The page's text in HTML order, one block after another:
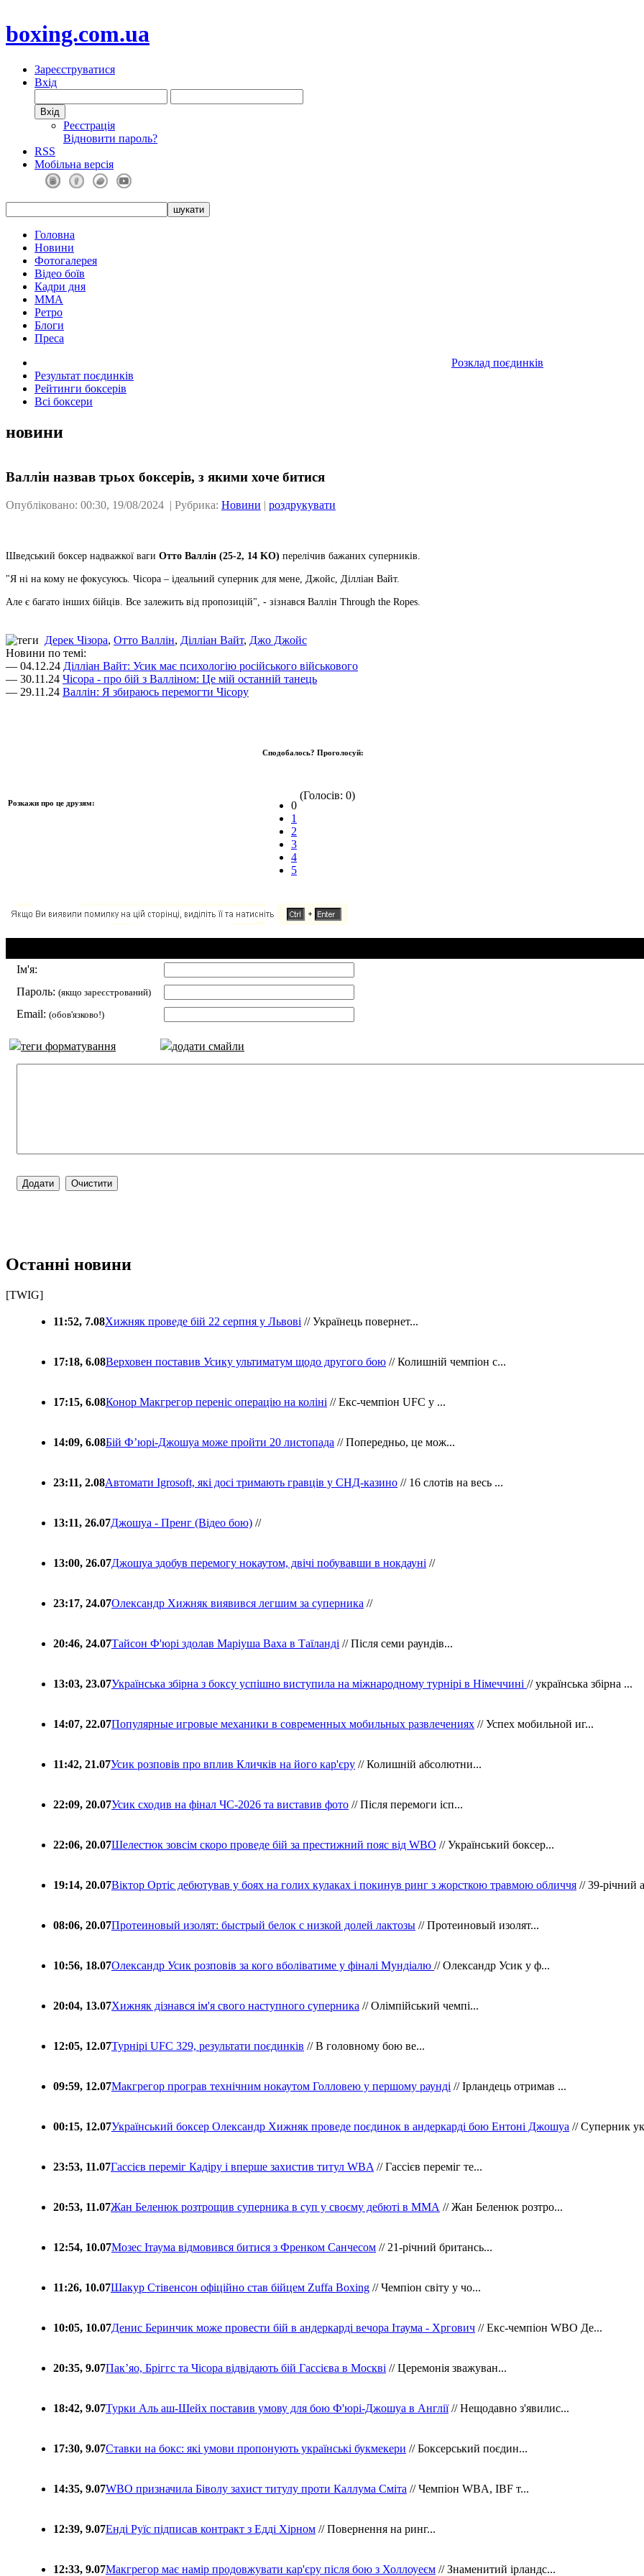
boxing.com.ua
Зареєструватися
Вхід
Реєстрація
Відновити пароль?
RSS
Мобільна версія
Головна
Новини
Фотогалерея
Відео боїв
Кадри дня
ММА
Ретро
Блоги
Преса
Розклад поєдинків
Результат поєдинків
Рейтинги боксерів
Всі боксери
новини
Валлін назвав трьох боксерів, з якими хоче битися
Опубліковано: 00:30, 19/08/2024 | Рубрика: Новини | роздрукувати
Шведський боксер надважкої ваги Отто Валлін (25-2, 14 KO) перелічив бажаних суперників.
"Я ні на кому не фокусуюсь. Чісора – ідеальний суперник для мене, Джойс, Ділліан Вайт.
Але є багато інших бійців. Все залежить від пропозицій", - зізнався Валлін Through the Ropes.
Дерек Чізора, Отто Валлін, Ділліан Вайт, Джо Джойс
Новини по темі:
— 04.12.24 Ділліан Вайт: Усик має психологію російського військового
— 30.11.24 Чісора - про бій з Валліном: Це мій останній танець
— 29.11.24 Валлін: Я збираюсь перемогти Чісору
Розкажи про це друзям:
Сподобалось? Проголосуй:
0
1
2
3
4
5
(Голосів: 0)
Ім'я:
Пароль: (якщо зареєстрований)
Email: (обов'язково!)
теги форматування додати смайли
Останні новини
[TWIG]
11:52, 7.08Хижняк проведе бій 22 серпня у Львові // Українець повернет...
17:18, 6.08Верховен поставив Усику ультиматум щодо другого бою // Колишній чемпіон с...
17:15, 6.08Конор Макгрегор переніс операцію на коліні // Екс-чемпіон UFC у ...
14:09, 6.08Бій Ф’юрі-Джошуа може пройти 20 листопада // Попередньо, це мож...
23:11, 2.08Автомати Igrosoft, які досі тримають гравців у СНД-казино // 16 слотів на весь ...
13:11, 26.07Джошуа - Пренг (Відео бою) //
13:00, 26.07Джошуа здобув перемогу нокаутом, двічі побувавши в нокдауні //
23:17, 24.07Олександр Хижняк виявився легшим за суперника //
20:46, 24.07Тайсон Ф'юрі здолав Маріуша Ваха в Таїланді // Після семи раундів...
13:03, 23.07Українська збірна з боксу успішно виступила на міжнародному турнірі в Німеччині // українська збірна ...
14:07, 22.07Популярные игровые механики в современных мобильных развлечениях // Успех мобильной иг...
11:42, 21.07Усик розповів про вплив Кличків на його кар'єру // Колишній абсолютни...
22:09, 20.07Усик сходив на фінал ЧС-2026 та виставив фото // Після перемоги ісп...
22:06, 20.07Шелестюк зовсім скоро проведе бій за престижний пояс від WBO // Український боксер...
19:14, 20.07Віктор Ортіс дебютував у боях на голих кулаках і покинув ринг з жорсткою травмою обличчя // 39-річний
08:06, 20.07Протеиновый изолят: быстрый белок с низкой долей лактозы // Протеиновый изолят...
10:56, 18.07Олександр Усик розповів за кого вболіватиме у фіналі Мундіалю // Олександр Усик у ф...
20:04, 13.07Хижняк дізнався ім'я свого наступного суперника // Олімпійський чемпі...
12:05, 12.07Турнірі UFC 329, результати поєдинків // В головному бою ве...
09:59, 12.07Макгрегор програв технічним нокаутом Голловею у першому раунді // Ірландець отримав ...
00:15, 12.07Український боксер Олександр Хижняк проведе поєдинок в андеркарді бою Ентоні Джошуа // Суперник
23:53, 11.07Гассієв переміг Кадіру і вперше захистив титул WBA // Гассієв переміг те...
20:53, 11.07Жан Беленюк розтрощив суперника в суп у своєму дебюті в ММА // Жан Беленюк розтро...
12:54, 10.07Мозес Ітаума відмовився битися з Френком Санчесом // 21-річний британсь...
11:26, 10.07Шакур Стівенсон офіційно став бійцем Zuffa Boxing // Чемпіон світу у чо...
10:05, 10.07Денис Беринчик може провести бій в андеркарді вечора Ітаума - Хргович // Екс-чемпіон WBO Де...
20:35, 9.07Пакʼяо, Бріггс та Чісора відвідають бій Гассієва в Москві // Церемонія зважуван...
18:42, 9.07Турки Аль аш-Шейх поставив умову для бою Ф'юрі-Джошуа в Англії// Нещодавно з'явилис...
17:30, 9.07Ставки на бокс: які умови пропонують українські букмекери // Боксерський поєдин...
14:35, 9.07WBO призначила Біволу захист титулу проти Каллума Сміта // Чемпіон WBA, IBF т...
12:39, 9.07Енді Руїс підписав контракт з Едді Хірном // Повернення на ринг...
12:33, 9.07Макгрегор має намір продовжувати кар'єру після бою з Холлоуеєм // Знаменитий ірландс...